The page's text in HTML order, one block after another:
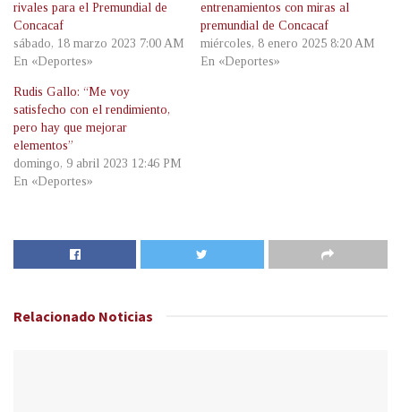
rivales para el Premundial de
Concacaf
sábado, 18 marzo 2023 7:00 AM
En «Deportes»
entrenamientos con miras al
premundial de Concacaf
miércoles, 8 enero 2025 8:20 AM
En «Deportes»
Rudis Gallo: “Me voy
satisfecho con el rendimiento,
pero hay que mejorar
elementos”
domingo, 9 abril 2023 12:46 PM
En «Deportes»
Relacionado Noticias